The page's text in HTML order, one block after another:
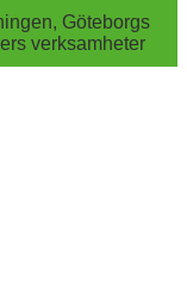
Göteborgs
verksamheter